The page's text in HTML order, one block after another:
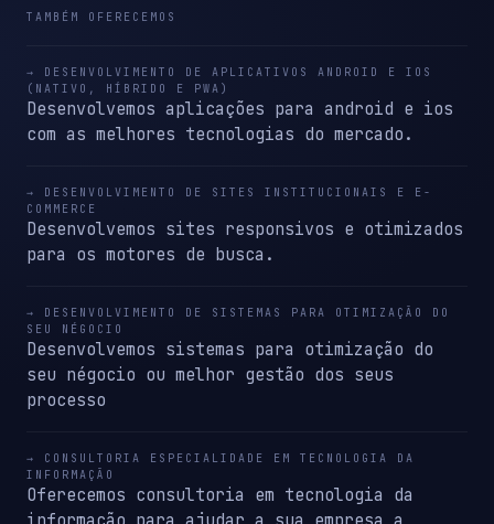
TAMBÉM OFERECEMOS
→ DESENVOLVIMENTO DE APLICATIVOS ANDROID E IOS
(NATIVO, HÍBRIDO E PWA)
Desenvolvemos aplicações para android e ios
com as melhores tecnologias do mercado.
→ DESENVOLVIMENTO DE SITES INSTITUCIONAIS E E-
COMMERCE
Desenvolvemos sites responsivos e otimizados
para os motores de busca.
→ DESENVOLVIMENTO DE SISTEMAS PARA OTIMIZAÇÃO DO
SEU NÉGOCIO
Desenvolvemos sistemas para otimização do
seu négocio ou melhor gestão dos seus
processo
→ CONSULTORIA ESPECIALIDADE EM TECNOLOGIA DA
INFORMAÇÃO
Oferecemos consultoria em tecnologia da